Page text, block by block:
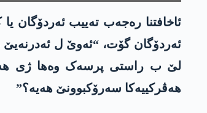
ئاخافتنا رەجەب تەییب ئەردۆگان
ئەردۆگان گۆت، “ئەوێ ل
لێ ب راستی پرسەک وەھا ژی ھەیە:
ھەڤرکییەکا سەرۆکبوونێ ھەیە؟”